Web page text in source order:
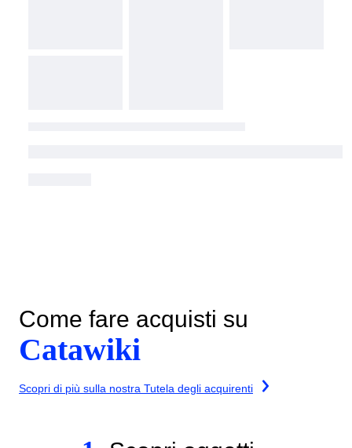
Come fare acquisti su
Catawiki
Scopri di più sulla nostra Tutela degli acquirenti